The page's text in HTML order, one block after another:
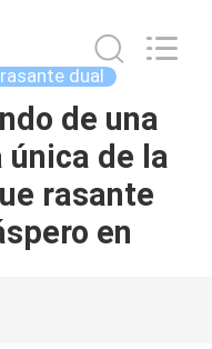
dual
de una
única de la
rasante
en